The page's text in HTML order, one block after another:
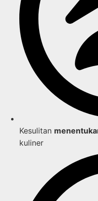
Kesulitan
kuliner